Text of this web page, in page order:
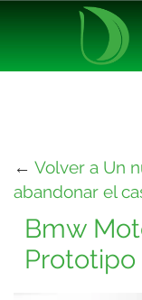
← Volver a Un
abandonar el
Bmw
Prototipo